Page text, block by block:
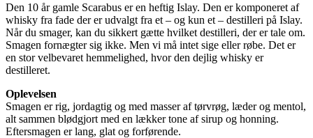
Den 10 år gamle Scarabus er en heftig Islay. Den er komponeret af
whisky fra fade der er udvalgt fra et – og kun et – destilleri på Islay.
Når du smager, kan du sikkert gætte hvilket destilleri, der er tale om.
Smagen fornægter sig ikke. Men vi må intet sige eller røbe. Det er
en stor velbevaret hemmelighed, hvor den dejlig whisky er
destilleret.
Oplevelsen
Smagen er rig, jordagtig og med masser af tørvrøg, læder og mentol,
alt sammen blødgjort med en lækker tone af sirup og honning.
Eftersmagen er lang, glat og forførende.